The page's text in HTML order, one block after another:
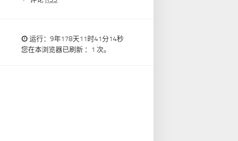
运行：9年178天11时41分15秒
您在本浏览器已刷新 ：1 次。